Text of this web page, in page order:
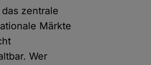
zentrale
Märkte
Wer